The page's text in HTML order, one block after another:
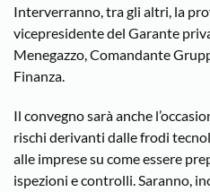
Interverranno, tra gli altri, la
vicepresidente del Garante
Menegazzo, Comandante
Finanza.
Il convegno sarà anche
rischi derivanti dalle frodi
alle imprese su come essere
ispezioni e controlli. Saranno,